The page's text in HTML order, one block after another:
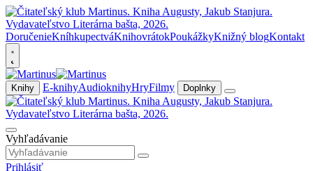
DoručenieKníhkupectváKnihovrátokPoukážkyKnižný blogKontakt
Knihy E-knihyAudioknihyHryFilmy Doplnky
Vyhľadávanie
Prihlásiť